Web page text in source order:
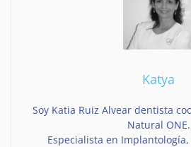
Katya
Soy Katia Ruiz Alvear dentista
Natural ONE.
Especialista en